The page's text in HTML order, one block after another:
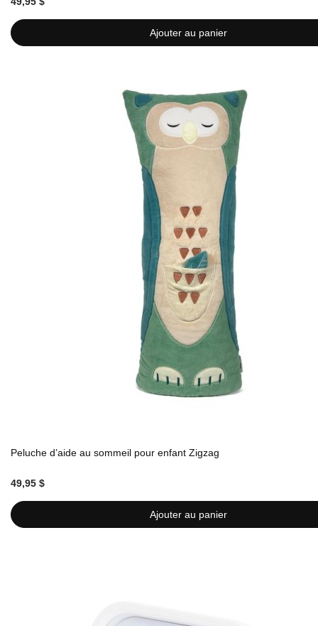
Ajouter au panier
Ajouter au panier
Peluche d’aide au sommeil pour enfant Zigzag
49,95 $